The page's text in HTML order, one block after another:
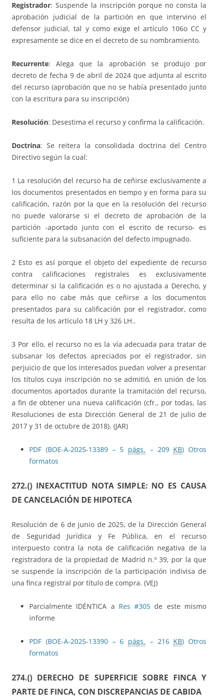
Registrador: Suspende la inscripción porque no consta la
aprobación judicial de la partición en que intervino el
defensor judicial, tal y como exige el artículo 106o CC y
expresamente se dice en el decreto de su nombramiento.
Recurrente: Alega que la aprobación se produjo por
decreto de fecha 9 de abril de 2024 que adjunta al escrito
del recurso (aprobación que no se había presentado junto
con la escritura para su inscripción)
Resolución: Desestima el recurso y confirma la calificación.
Doctrina: Se reitera la consolidada doctrina del Centro
Directivo según la cual:
1 La resolución del recurso ha de ceñirse exclusivamente a
los documentos presentados en tiempo y en forma para su
calificación, razón por la que en la resolución del recurso
no puede valorarse si el decreto de aprobación de la
partición -aportado junto con el escrito de recurso- es
suficiente para la subsanación del defecto impugnado.
2 Esto es así porque el objeto del expediente de recurso
contra calificaciones registrales es exclusivamente
determinar si la calificación es o no ajustada a Derecho, y
para ello no cabe más que ceñirse a los documentos
presentados para su calificación por el registrador, como
resulta de los artículo 18 LH y 326 LH..
3 Por ello, el recurso no es la vía adecuada para tratar de
subsanar los defectos apreciados por el registrador, sin
perjuicio de que los interesados puedan volver a presentar
los títulos cuya inscripción no se admitió, en unión de los
documentos aportados durante la tramitación del recurso,
a fin de obtener una nueva calificación (cfr., por todas, las
Resoluciones de esta Dirección General de 21 de julio de
2017 y 31 de octubre de 2018). (JAR)
PDF (BOE-A-2025-13389 – 5 págs. – 209 KB) Otros
formatos
272.() INEXACTITUD NOTA SIMPLE: NO ES CAUSA
DE CANCELACIÓN DE HIPOTECA
Resolución de 6 de junio de 2025, de la Dirección General
de Seguridad Jurídica y Fe Pública, en el recurso
interpuesto contra la nota de calificación negativa de la
registradora de la propiedad de Madrid n.º 39, por la que
se suspende la inscripción de la participación indivisa de
una finca registral por título de compra. (VEJ)
Parcialmente IDÉNTICA a Res #305 de este mismo
informe
PDF (BOE-A-2025-13390 – 6 págs. – 216 KB) Otros
formatos
274.() DERECHO DE SUPERFICIE SOBRE FINCA Y
PARTE DE FINCA, CON DISCREPANCIAS DE CABIDA